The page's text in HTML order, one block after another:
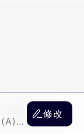
旗
修改
iCard.AI首頁